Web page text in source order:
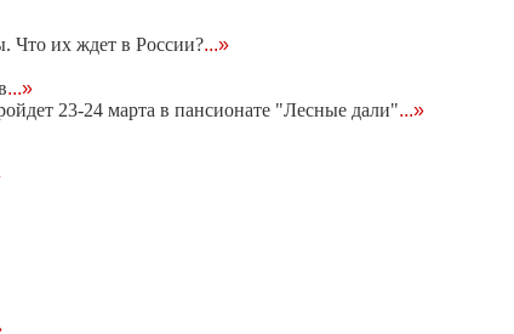
Что их ждет в России?...»
...»
23-24 марта в пансионате "Лесные дали"...»